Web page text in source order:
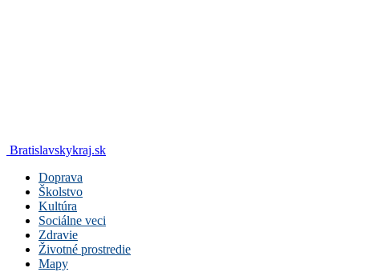
Bratislavskykraj.sk
Doprava
Školstvo
Kultúra
Sociálne veci
Zdravie
Životné prostredie
Mapy